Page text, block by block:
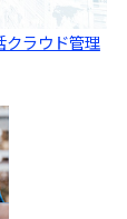
クラウド管理